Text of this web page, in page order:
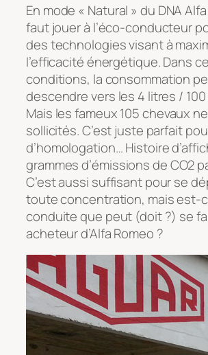
En mode « Natural » du DNA
faut jouer à l’éco-conducteur
des technologies visant à
l’efficacité énergétique. Dans
conditions, la consommation
descendre vers les 4 litres /
Mais les fameux 105 chevaux
sollicités. C’est juste parfait
d’homologation… Histoire
grammes d’émissions de CO2
C’est aussi suffisant pour se
toute concentration, mais est-
conduite que peut (doit ?) se
acheteur d’Alfa Romeo ?